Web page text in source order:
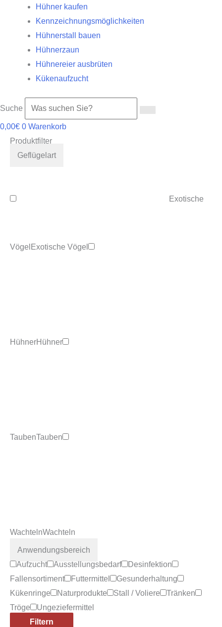
Hühner kaufen
Kennzeichnungsmöglichkeiten
Hühnerstall bauen
Hühnerzaun
Hühnereier ausbrüten
Kükenaufzucht
Suche
0,00€ 0 Warenkorb
Produktfilter
Geflügelart
Exotische
Vögel Exotische Vögel
HühnerHühner
TaubenTauben
WachtelnWachteln
Anwendungsbereich
Aufzucht
Ausstellungsbedarf
Desinfektion
Fallensortiment
Futtermittel
Gesunderhaltung
Kükenringe
Naturprodukte Stall / Voliere
Tränken
Tröge
Ungeziefermittel
Filtern